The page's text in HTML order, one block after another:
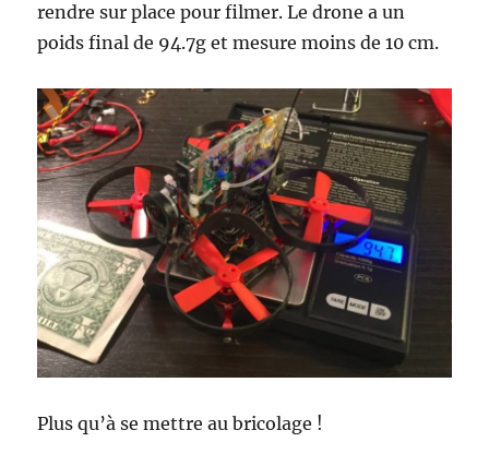
rendre sur place pour filmer. Le drone a un
poids final de 94.7g et mesure moins de 10 cm.
Plus qu’à se mettre au bricolage !